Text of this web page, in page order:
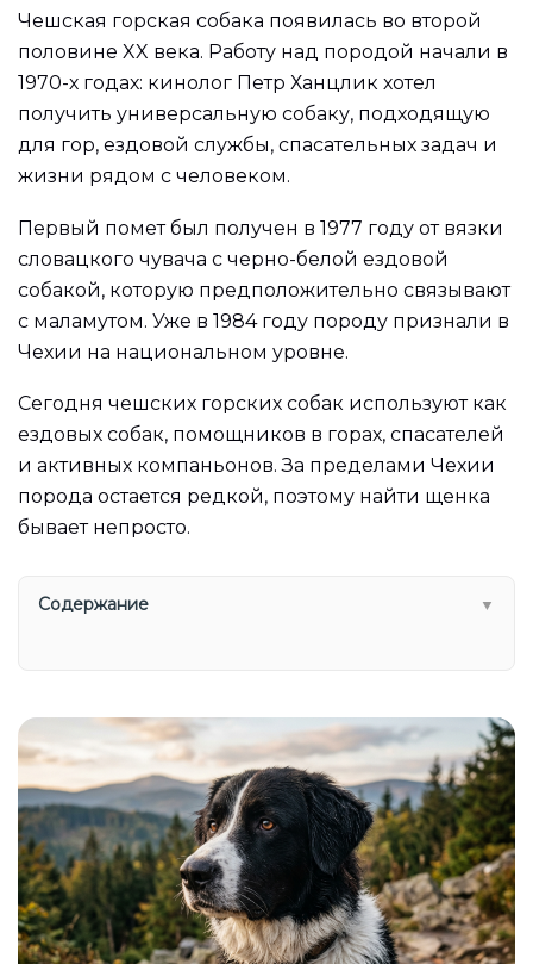
Чешская горская собака появилась во второй
половине XX века. Работу над породой начали в
1970-х годах: кинолог Петр Ханцлик хотел
получить универсальную собаку, подходящую
для гор, ездовой службы, спасательных задач и
жизни рядом с человеком.
Первый помет был получен в 1977 году от вязки
словацкого чувача с черно-белой ездовой
собакой, которую предположительно связывают
с маламутом. Уже в 1984 году породу признали в
Чехии на национальном уровне.
Сегодня чешских горских собак используют как
ездовых собак, помощников в горах, спасателей
и активных компаньонов. За пределами Чехии
порода остается редкой, поэтому найти щенка
бывает непросто.
Содержание ▼